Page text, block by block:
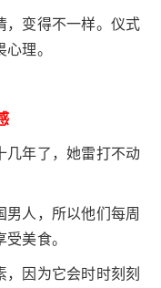
，变得不一样。仪式
理。
几年了，她雷打不动
人，所以他们每周
美食。
因为它会时时刻刻